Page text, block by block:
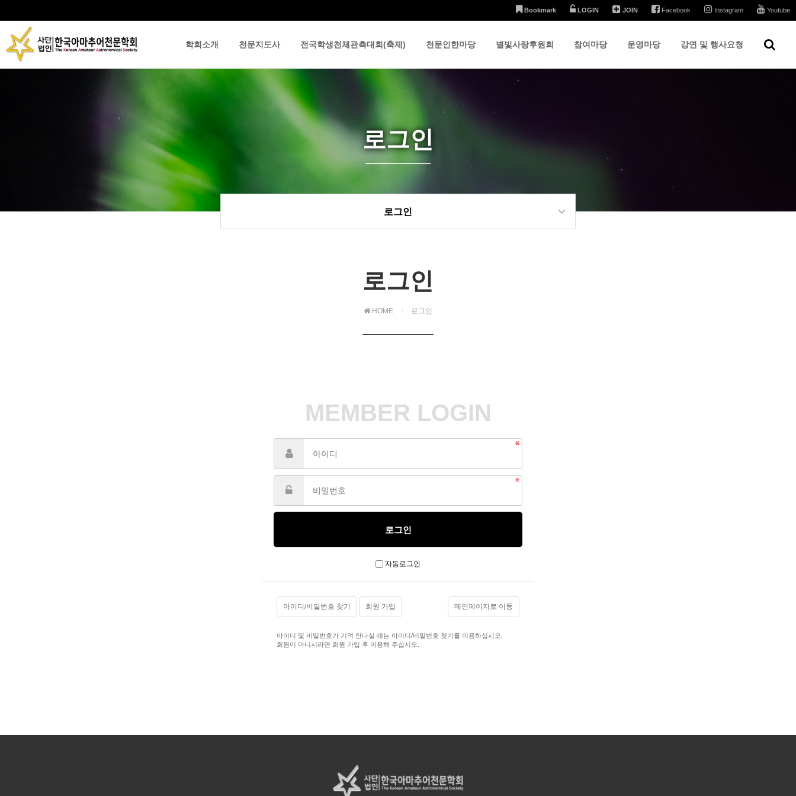
Bookmark LOGIN JOIN Facebook Instagram Youtube
학회소개 천문지도사 전국학생천체관측대회(축제) 천문인한마당 별빛사랑후원회 참여마당
하위분류
운영마당
하위분류
강연 및 행사요청
로그인
로그인
로그인
HOME 로그인
MEMBER LOGIN
자동로그인
아이디/비밀번호 찾기 회원 가입 메인페이지로 이동
아이디 및 비밀번호가 기억 안나실 때는 아이디/비밀번호 찾기를 이용하십시오.
회원이 아니시라면 회원 가입 후 이용해 주십시오.